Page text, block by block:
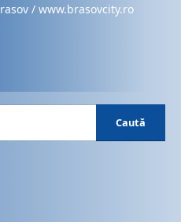
/ www.brasovcity.ro
Caută